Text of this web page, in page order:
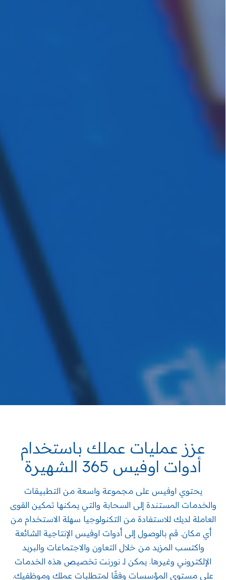
عزز عمليات عملك باستخدام
أدوات اوفيس 365 الشهيرة
يحتوي اوفيس على مجموعة واسعة من التطبيقات
والخدمات المستندة إلى السحابة والتي يمكنها تمكين القوى
العاملة لديك للاستفادة من التكنولوجيا سهلة الاستخدام من
أي مكان. قم بالوصول إلى أدوات اوفيس الإنتاجية الشائعة
واكتسب المزيد من خلال التعاون والاجتماعات والبريد
الإلكتروني وغيرها. يمكن لـ نورنت تخصيص هذه الخدمات
على مستوى المؤسسات وفقًا لمتطلبات عملك وموظفيك.